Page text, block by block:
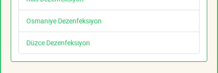
Osmaniye Dezenfeksiyon
Düzce Dezenfeksiyon